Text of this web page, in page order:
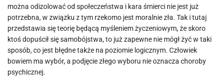
można odizolować od społeczeństwa i kara śmierci nie jest już
potrzebna, w związku z tym rzekomo jest moralnie zła. Tak i tutaj
przedstawia się teorię będącą myśleniem życzeniowym, że skoro
ktoś dopuścił się samobójstwa, to już zapewne nie mógł żyć w taki
sposób, co jest błędne także na poziomie logicznym. Człowiek
bowiem ma wybór, a podjęcie złego wyboru nie oznacza choroby
psychicznej.